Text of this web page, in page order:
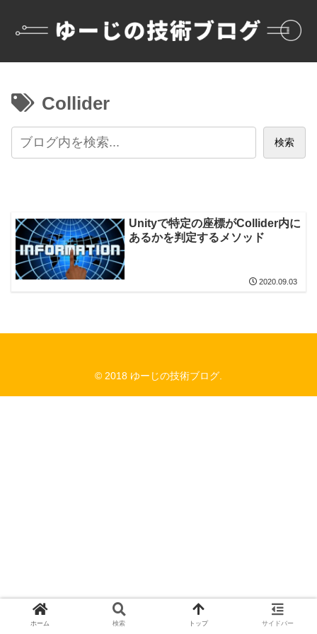
Collider
検索
Unityで特定の座標がCollider内に
あるかを判定するメソッド
2020.09.03
© 2018 ゆーじの技術ブログ.
ホーム 検索 トップ サイドバー